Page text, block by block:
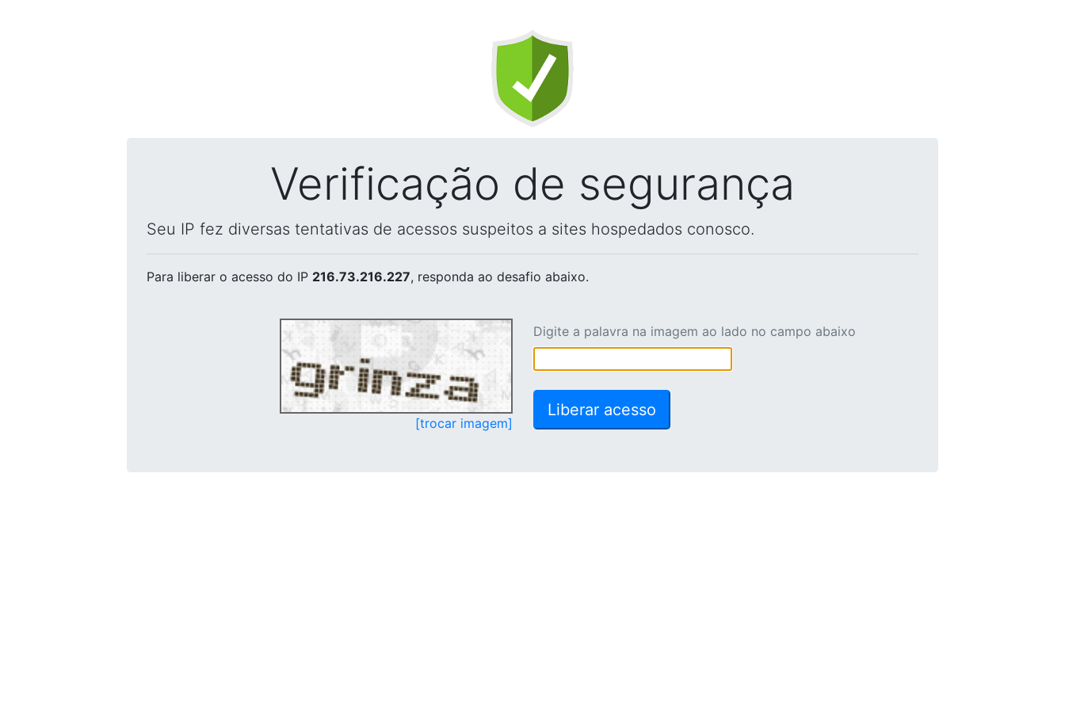
Verificação de segurança
Seu IP fez diversas tentativas de acessos suspeitos a sites hospedados conosco.
Para liberar o acesso do IP 216.73.216.227, responda ao desafio abaixo.
[trocar imagem]
Digite a palavra na imagem ao lado no campo abaixo